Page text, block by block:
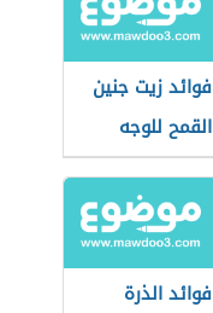
فوائد زيت جنين
القمح للوجه
فوائد الذرة